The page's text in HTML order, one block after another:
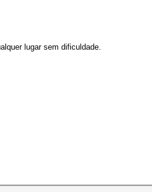
lugar sem dificuldade.